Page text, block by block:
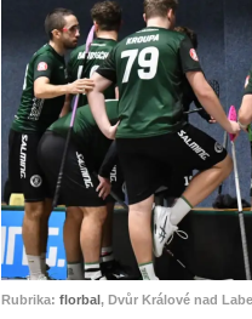
Rubrika: florbal, Dvůr Králové nad